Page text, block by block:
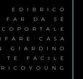
EDIBRICO
FAR DA SÉ
CASA
GIARDINO
TE FACILE